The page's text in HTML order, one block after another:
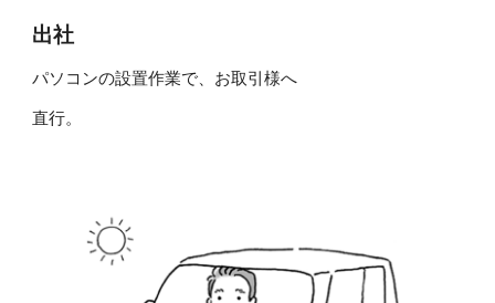
出社
パソコンの設置作業で、お取引様へ
直行。